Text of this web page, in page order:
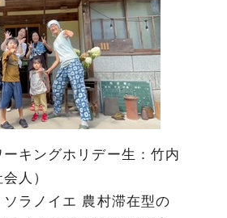
キングホリデー生： 竹内
人）
ラノイエ 農村滞在型の